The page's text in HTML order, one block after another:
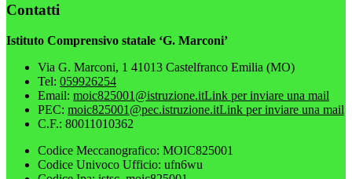
Contatti
Istituto Comprensivo statale ‘G. Marconi’
Via G. Marconi, 1 41013 Castelfranco Emilia (MO)
Tel: 059926254
Email: moic825001@istruzione.itLink per inviare una mail
PEC: moic825001@pec.istruzione.itLink per inviare una mail
C.F.: 80011010362
Codice Meccanografico: MOIC825001
Codice Univoco Ufficio: ufn6wu